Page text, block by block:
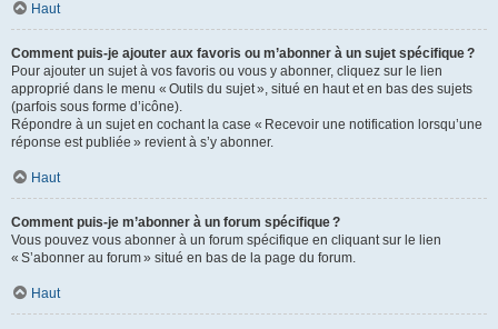
Haut
Comment puis-je ajouter aux favoris ou m’abonner à un sujet spécifique ?
Pour ajouter un sujet à vos favoris ou vous y abonner, cliquez sur le lien
approprié dans le menu « Outils du sujet », situé en haut et en bas des sujets
(parfois sous forme d’icône).
Répondre à un sujet en cochant la case « Recevoir une notification lorsqu’une
réponse est publiée » revient à s’y abonner.
Haut
Comment puis-je m’abonner à un forum spécifique ?
Vous pouvez vous abonner à un forum spécifique en cliquant sur le lien
« S’abonner au forum » situé en bas de la page du forum.
Haut